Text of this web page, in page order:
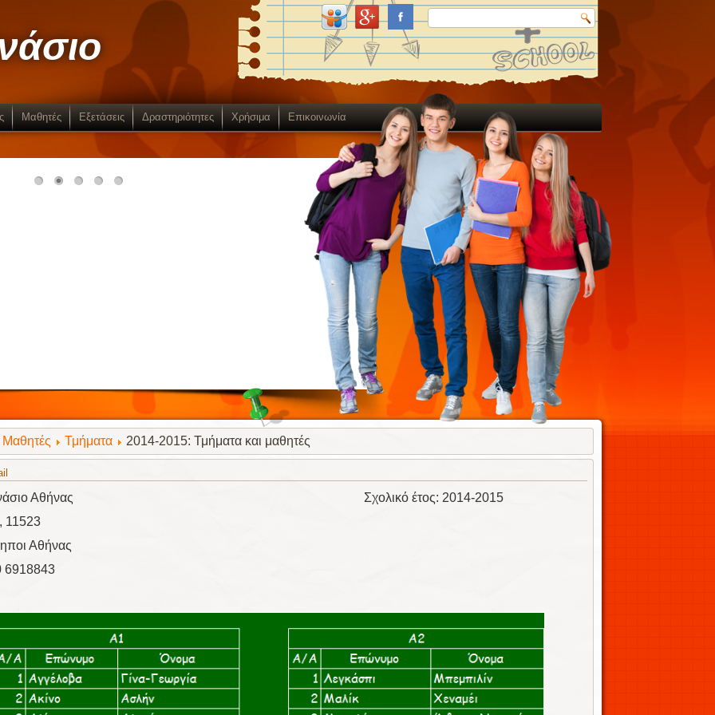
Μαθητές Εξετάσεις Δραστηριότητες Χρήσιμα Επικοινωνία
Μαθητές Τμήματα 2014-2015: Τμήματα και μαθητές
Γυμνάσιο Αθήνας Σχολικό έτος: 2014-2015
11523
Αθήνας
6918843